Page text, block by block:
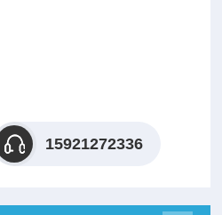
15921272336